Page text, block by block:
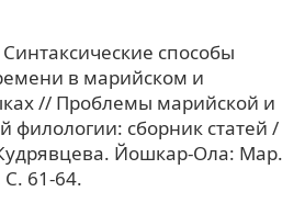
способы
в марийском и
// Проблемы марийской и
филологии: сборник статей /
Йошкар-Ола: Мар.
С. 61-64.